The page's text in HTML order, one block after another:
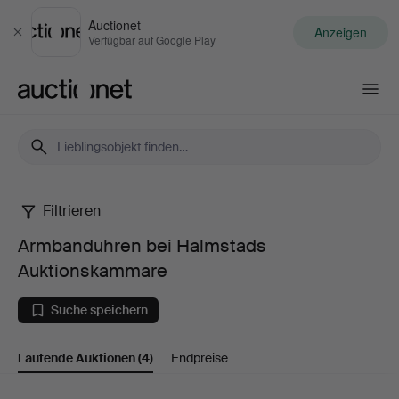
Schließen
Auctionet
Verfügbar auf Google Play Anzeigen
Armbanduhren
bei
Halmstads
Auktionskammare
Filtrieren
Armbanduhren bei Halmstads
Auktionskammare
Suche speichern
Laufende Auktionen(4) Endpreise